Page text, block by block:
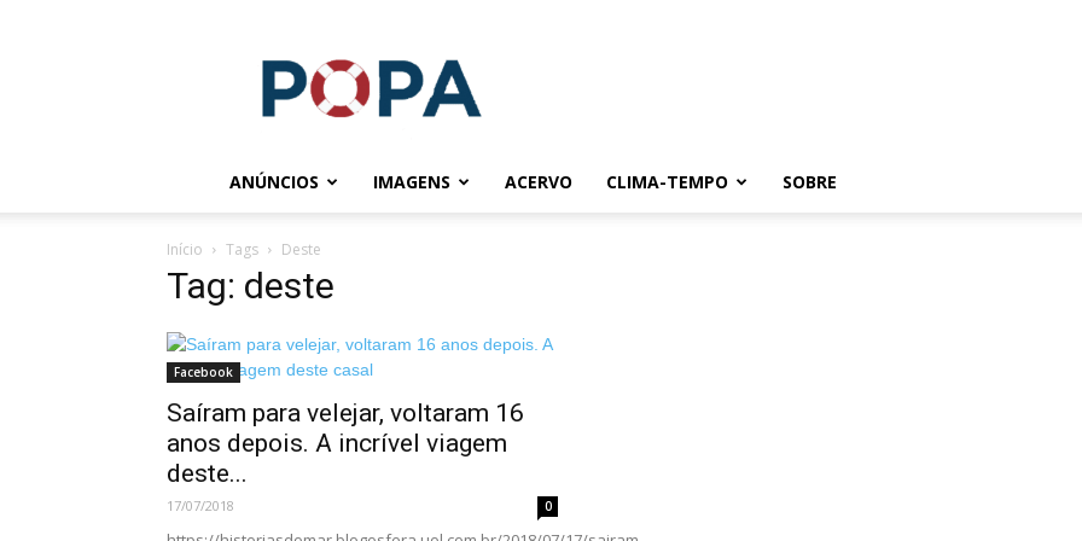
ANÚNCIOS IMAGENS ACERVO CLIMA-TEMPO SOBRE
Início Tags Deste
Tag: deste
Facebook
Saíram para velejar, voltaram 16
anos depois. A incrível viagem
deste...
17/07/2018 0